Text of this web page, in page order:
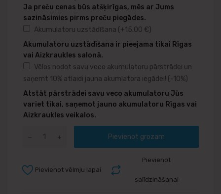
Ja preču cenas būs atšķirīgas, mēs ar Jums
sazināsimies pirms preču piegādes.
Akumulatoru uzstādīšana (+15.00 € )
Akumulatoru uzstādīšana ir pieejama tikai Rīgas
vai Aizkraukles salonā.
Vēlos nodot savu veco akumulatoru pārstrādei un
saņemt 10% atlaidi jauna akumlatora iegādei! (-10%)
Atstāt pārstrādei savu veco akumulatoru Jūs
variet tikai, saņemot jauno akumulatoru Rīgas vai
Aizkraukles veikalos.
Pievienot grozam
Pievienot
salīdzināšanai
Pievienot vēlmju lapai